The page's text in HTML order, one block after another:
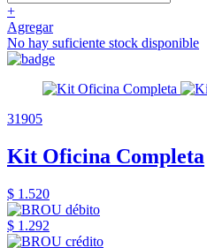
+
Agregar
No hay suficiente stock disponible
31905
Kit Oficina Completa
$ 1.520
$ 1.292